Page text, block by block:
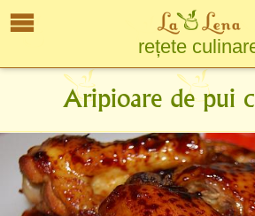
rețete
Aripioare de pui